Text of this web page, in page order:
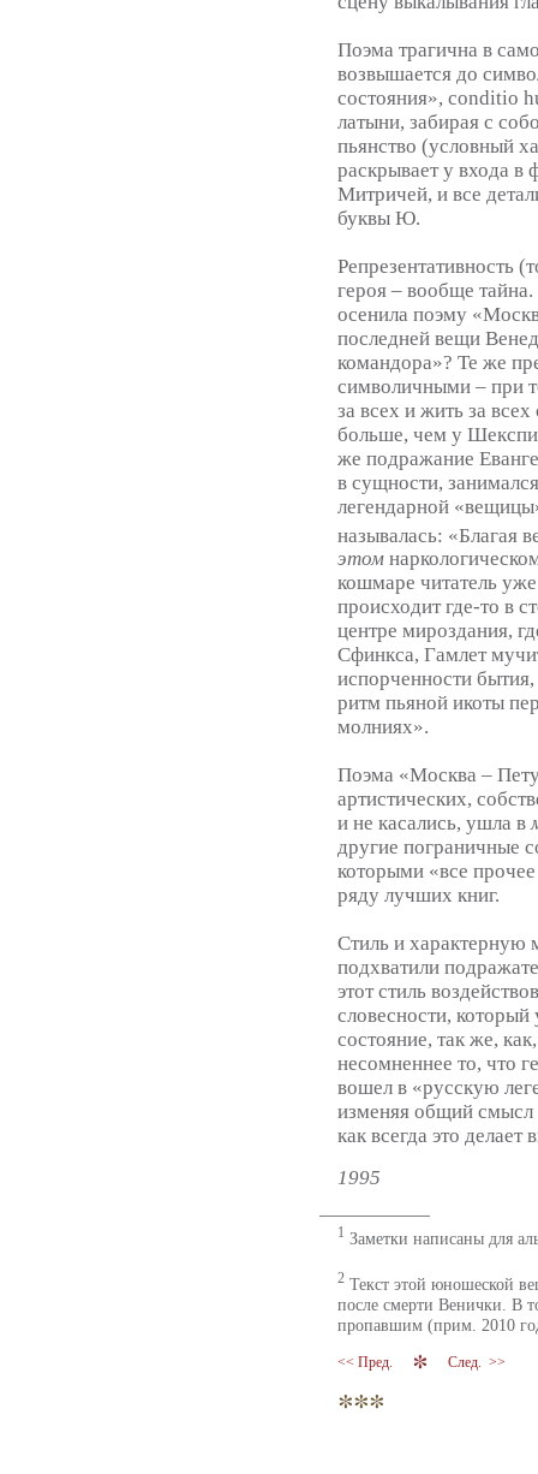
Поэма трагична в
возвышается до
состояния», conditio
латыни, забирая с
пьянство (условный
раскрывает у входа в
Митричей, и все
буквы Ю.
Репрезентативность
героя – вообще
осенила поэму
последней вещи
командора»? Те же
символичными – при
за всех и жить за
больше, чем у
же подражание
в сущности,
легендарной
называлась: «Благая
этом
кошмаре читатель
происходит где-то в
центре мироздания,
Сфинкса, Гамлет
испорченности
ритм пьяной икоты
молниях».
Поэма «Москва –
артистических,
и не касались, ушла в
другие пограничные
которыми «все прочее
ряду лучших книг.
Стиль и характерную
подхватили
этот стиль
словесности,
состояние, так же,
несомненнее то, что
вошел в «русскую
изменяя общий смысл
как всегда это
1995
1 Заметки написаны для
2 Текст этой юношеской
после смерти Венички. В
пропавшим (прим. 2010
<< Пред. След. >>